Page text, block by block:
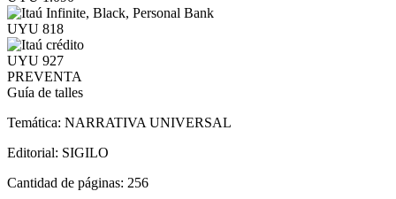
UYU 818
UYU 927
PREVENTA
Guía de talles
Temática: NARRATIVA UNIVERSAL
Editorial: SIGILO
Cantidad de páginas: 256